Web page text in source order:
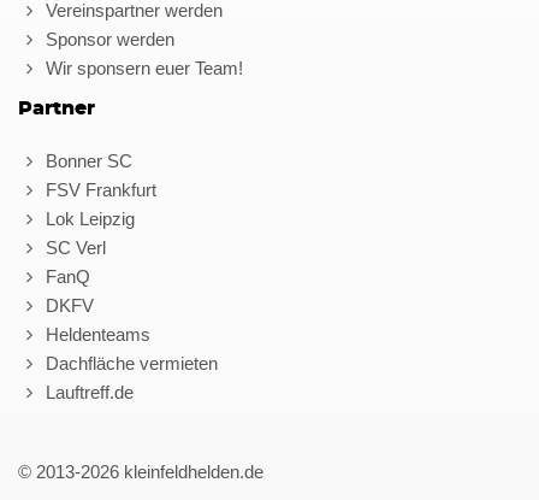
Vereinspartner werden
Sponsor werden
Wir sponsern euer Team!
Partner
Bonner SC
FSV Frankfurt
Lok Leipzig
SC Verl
FanQ
DKFV
Heldenteams
Dachfläche vermieten
Lauftreff.de
© 2013-2026 kleinfeldhelden.de